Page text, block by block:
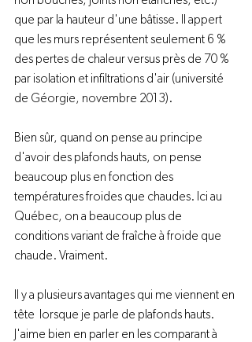
que par la hauteur d'une bâtisse. Il appert
que les murs représentent seulement 6 %
des pertes de chaleur versus près de 70 %
par isolation et infiltrations d'air (université
de Géorgie, novembre 2013).
Bien sûr, quand on pense au principe
d'avoir des plafonds hauts, on pense
beaucoup plus en fonction des
températures froides que chaudes. Ici au
Québec, on a beaucoup plus de
conditions variant de fraîche à froide que
chaude. Vraiment.
Il y a plusieurs avantages qui me viennent en
tête  lorsque je parle de plafonds hauts.
J'aime bien en parler en les comparant à